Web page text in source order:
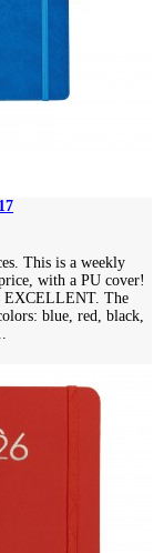
This is a weekly
with a PU cover!
EXCELLENT. The
blue, red, black,